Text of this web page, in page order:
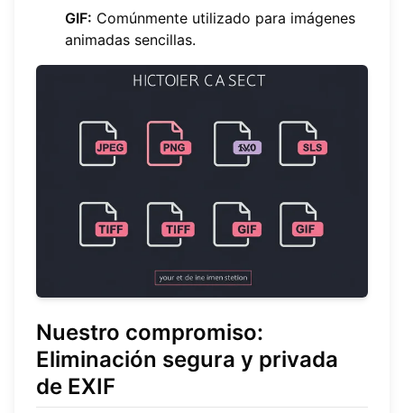
GIF: Comúnmente utilizado para imágenes
animadas sencillas.
Nuestro compromiso:
Eliminación segura y privada
de EXIF